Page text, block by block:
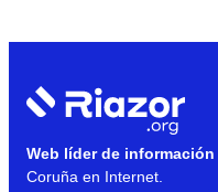
Web líder de información
Coruña en Internet.